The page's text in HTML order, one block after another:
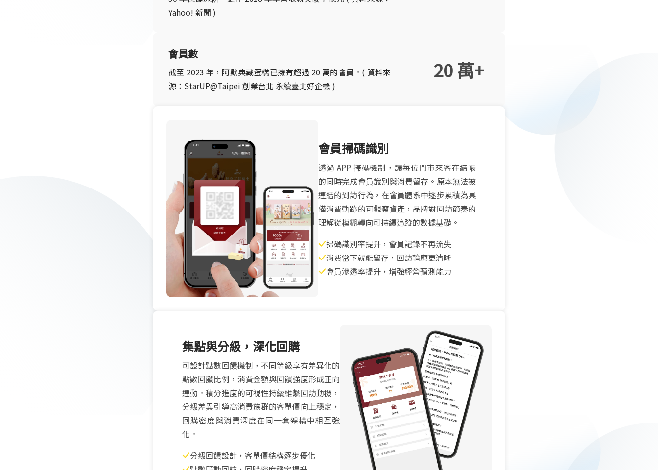
Yahoo! 新聞 )
會員數
截至 2023 年，阿默典藏蛋糕已擁有超過 20 萬的會員。( 資料來
源：StarUP@Taipei 創業台北 永續臺北好企機 )
20 萬+
會員掃碼識別
透過 APP 掃碼機制，讓每位門市來客在結帳
的同時完成會員識別與消費留存。原本無法被
連結的到訪行為，在會員體系中逐步累積為具
備消費軌跡的可觀察資產，品牌對回訪節奏的
理解從模糊轉向可持續追蹤的數據基礎。
掃碼識別率提升，會員記錄不再流失
消費當下就能留存，回訪輪廓更清晰
會員滲透率提升，增強經營預測能力
集點與分級，深化回購
可設計點數回饋機制，不同等級享有差異化的
點數回饋比例，消費金額與回饋強度形成正向
連動。積分進度的可視性持續維繫回訪動機，
分級差異引導高消費族群的客單價向上穩定，
回購密度與消費深度在同一套架構中相互強
化。
分級回饋設計，客單價結構逐步優化